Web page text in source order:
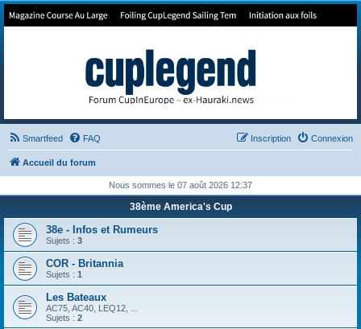
Forum de Cup In Europe
Smartfeed FAQ Connexion
Inscription
Accueil du forum
Nous sommes le 07 août 2026 12:37
38ème America's Cup
38e - Infos et Rumeurs
Sujets : 3
COR - Britannia
Sujets : 1
Les Bateaux
AC75, AC40, LEQ12, ...
Sujets : 2